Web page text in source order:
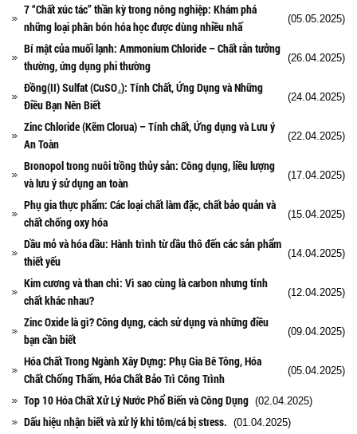
7 “Chất xúc tác” thần kỳ trong nông nghiệp: Khám phá
những loại phân bón hóa học được dùng nhiều nhấ
(05.05.2025)
Bí mật của muối lạnh: Ammonium Chloride – Chất rắn tưởng
thường, ứng dụng phi thường
(26.04.2025)
Đồng(II) Sulfat (CuSO₄): Tính Chất, Ứng Dụng và Những
Điều Bạn Nên Biết
(24.04.2025)
Zinc Chloride (Kẽm Clorua) – Tính chất, Ứng dụng và Lưu ý
An Toàn
(22.04.2025)
Bronopol trong nuôi trồng thủy sản: Công dụng, liều lượng
và lưu ý sử dụng an toàn
(17.04.2025)
Phụ gia thực phẩm: Các loại chất làm đặc, chất bảo quản và
chất chống oxy hóa
(15.04.2025)
Dầu mỏ và hóa dầu: Hành trình từ dầu thô đến các sản phẩm
thiết yếu
(14.04.2025)
Kim cương và than chì: Vì sao cùng là carbon nhưng tính
chất khác nhau?
(12.04.2025)
Zinc Oxide là gì? Công dụng, cách sử dụng và những điều
bạn cần biết
(09.04.2025)
Hóa Chất Trong Ngành Xây Dựng: Phụ Gia Bê Tông, Hóa
Chất Chống Thấm, Hóa Chất Bảo Trì Công Trình
(05.04.2025)
Top 10 Hóa Chất Xử Lý Nước Phổ Biến và Công Dụng (02.04.2025)
Dấu hiệu nhận biết và xử lý khi tôm/cá bị stress. (01.04.2025)